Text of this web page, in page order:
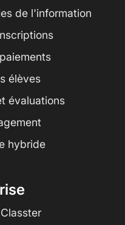
de l'information
élèves
évaluations
hybride